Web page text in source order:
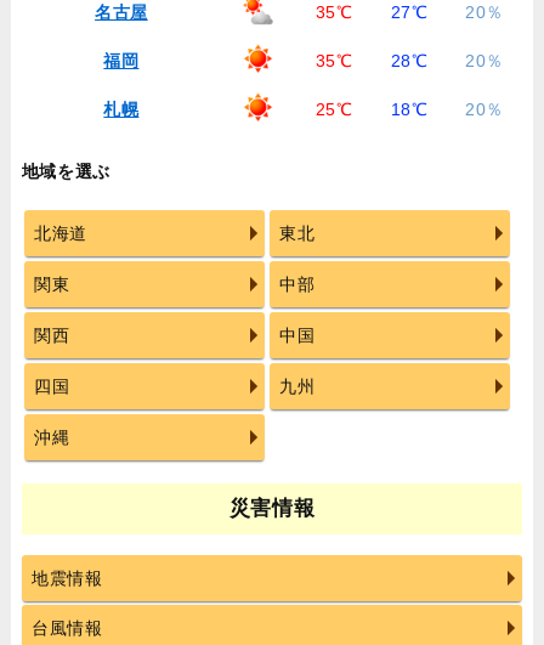
名古屋 35℃ 27℃ 20％
福岡 35℃ 28℃ 20％
札幌 25℃ 18℃ 20％
地域を選ぶ
北海道 東北
関東 中部
関西 中国
四国 九州
沖縄
災害情報
地震情報
台風情報